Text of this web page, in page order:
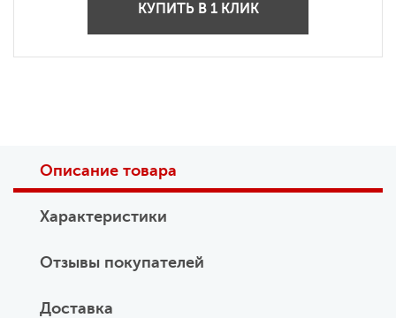
КУПИТЬ В 1 КЛИК
Описание товара
Характеристики
Отзывы покупателей
Доставка